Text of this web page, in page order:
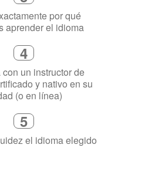
3
por qué
4
un instructor de
y nativo en su
5